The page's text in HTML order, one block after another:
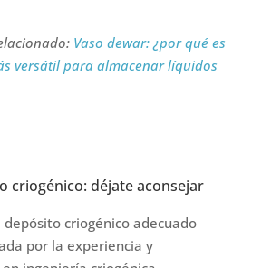
Vaso dewar: ¿por qué es
versátil para almacenar líquidos
criogénico: déjate aconsejar
depósito criogénico adecuado
por la experiencia y